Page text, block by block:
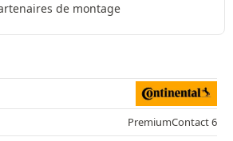
de montage
PremiumContact 6